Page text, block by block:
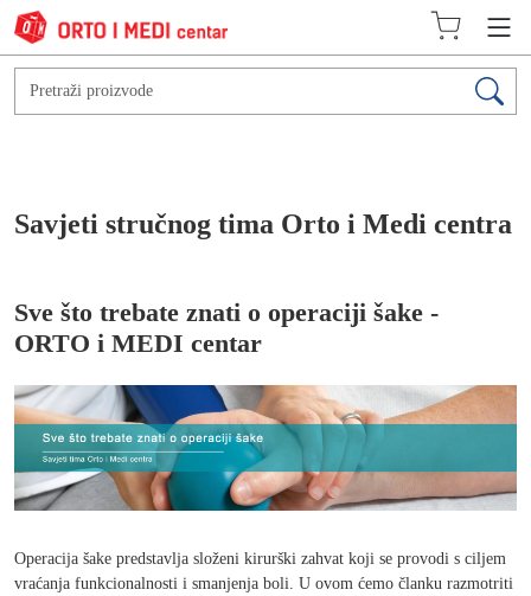
Savjeti stručnog tima Orto i Medi centra
Sve što trebate znati o operaciji šake -
ORTO i MEDI centar
Operacija šake predstavlja složeni kirurški zahvat koji se provodi s ciljem
vraćanja funkcionalnosti i smanjenja boli. U ovom ćemo članku razmotriti